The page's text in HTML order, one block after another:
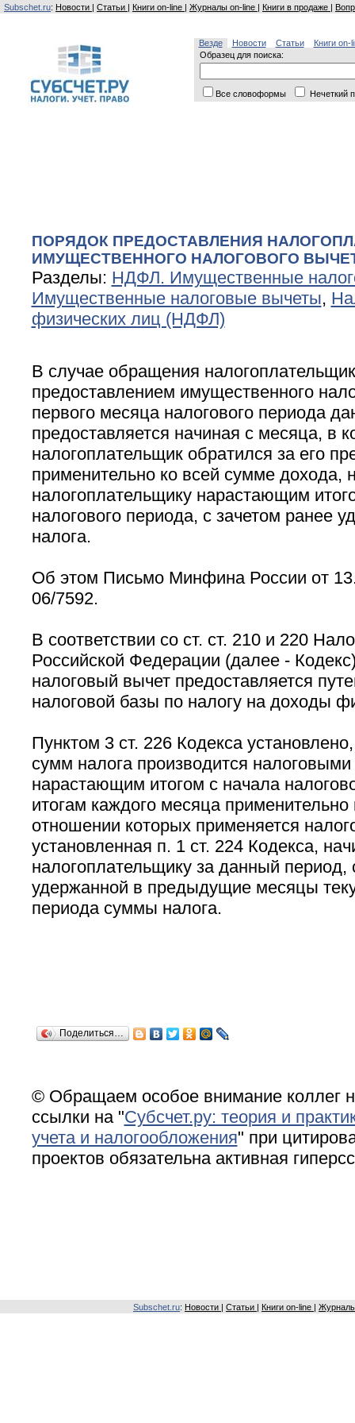
Subschet.ru: Новости | Статьи | Книги on-line | Журналы on-line | Книги в продаже |
Везде Новости Статьи
Книги on-
Образец для поиска:
Все словоформы Нечеткий
ПОРЯДОК ПРЕДОСТАВЛЕНИЯ
ИМУЩЕСТВЕННОГО НАЛОГОВОГО
Разделы: НДФЛ. Имущественные
Имущественные налоговые вычеты,
физических лиц (НДФЛ)
В случае обращения
предоставлением имущественного
первого месяца налогового периода
предоставляется начиная с месяца, в
налогоплательщик обратился за его
применительно ко всей сумме дохода,
налогоплательщику нарастающим
налогового периода, с зачетом ранее
налога.
Об этом Письмо Минфина России от
06/7592.
В соответствии со ст. ст. 210 и 220
Российской Федерации (далее -
налоговый вычет предоставляется
налоговой базы по налогу на доходы
Пунктом 3 ст. 226 Кодекса
сумм налога производится налоговыми
нарастающим итогом с начала
итогам каждого месяца
отношении которых применяется
установленная п. 1 ст. 224 Кодекса,
налогоплательщику за данный период,
удержанной в предыдущие месяцы
периода суммы налога.
Поделиться…
© Обращаем особое внимание коллег
ссылки на "Субсчет.ру: теория и
учета и налогообложения" при
проектов обязательна активная
Subschet.ru: Новости Статьи Книги on-line